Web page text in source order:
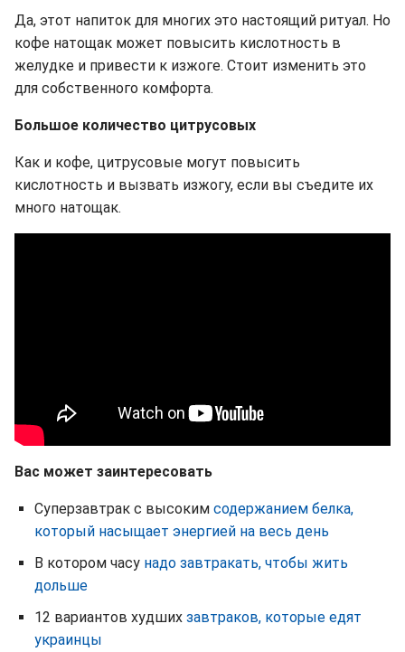
Да, этот напиток для многих это настоящий ритуал. Но
кофе натощак может повысить кислотность в
желудке и привести к изжоге. Стоит изменить это
для собственного комфорта.
Большое количество цитрусовых
Как и кофе, цитрусовые могут повысить
кислотность и вызвать изжогу, если вы съедите их
много натощак.
Вас может заинтересовать
Суперзавтрак с высоким содержанием белка,
который насыщает энергией на весь день
В котором часу надо завтракать, чтобы жить
дольше
12 вариантов худших завтраков, которые едят
украинцы